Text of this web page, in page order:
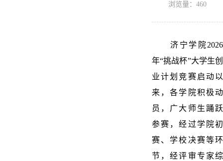
浏览量： 460
济宁学院2026
年“挑战杯”大学生创
业计划竞赛启动以
来，各学院积极动
员，广大师生踊跃
参赛，经过学院初
赛、学校决赛等环
节，经评审专家综